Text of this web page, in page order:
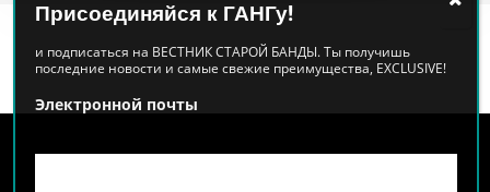
Присоединяйся к ГАНГу!
и подписаться на ВЕСТНИК СТАРОЙ БАНДЫ. Ты получишь
последние новости и самые свежие преимущества, EXCLUSIVE!
Электронной почты